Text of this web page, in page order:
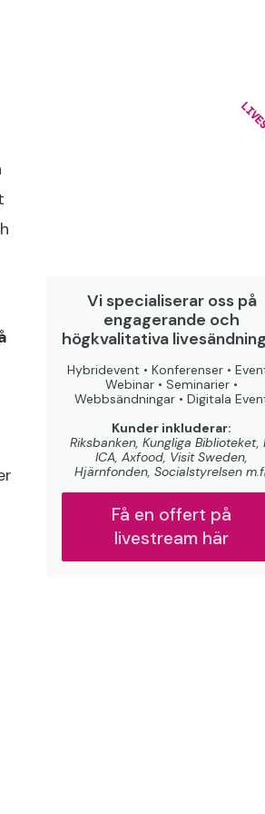
Vi specialiserar oss på
engagerande och
högkvalitativa
Hybridevent • Konferenser •
Webinar • Seminarier •
Webbsändningar • Digitala
Kunder inkluderar:
Riksbanken, Kungliga Biblioteket,
ICA, Axfood, Visit Sweden,
Hjärnfonden, Socialstyrelsen
Få en offert på
livestream här